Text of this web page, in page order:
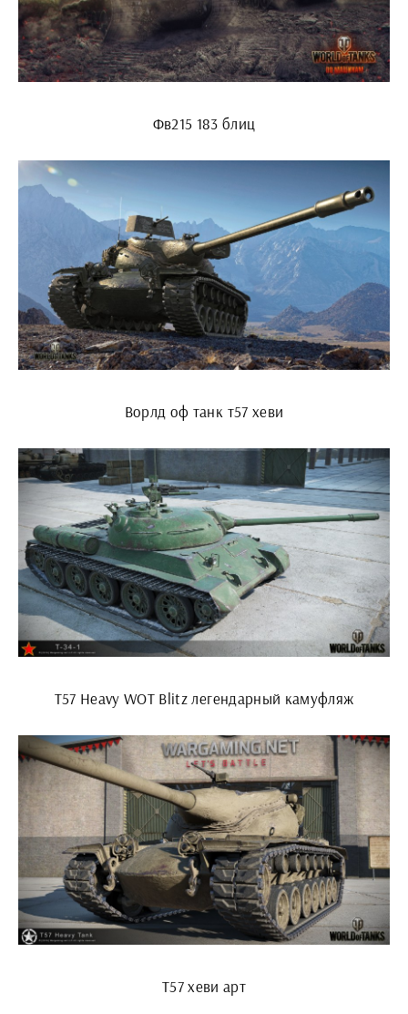
Фв215 183 блиц
Ворлд оф танк т57 хеви
T57 Heavy WOT Blitz легендарный камуфляж
Т57 хеви арт